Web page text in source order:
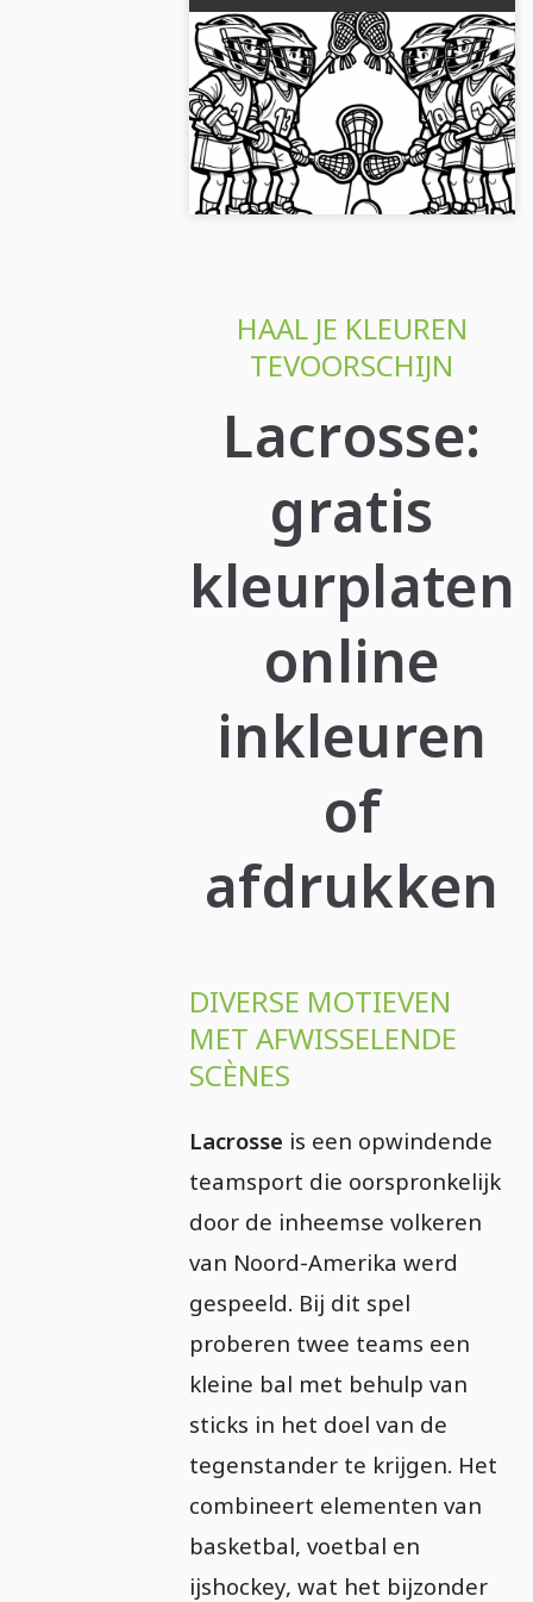
Twee lacrosseteams staan
klaar voor de aftrap -
Kleurplaat gratis
Begin je creatieve kleurervaring met
deze gratis lacrosse-tekening.
Download de afbeelding nu!...
HAAL JE KLEUREN
TEVOORSCHIJN
Lacrosse:
gratis
kleurplaten
online
inkleuren
of
afdrukken
DIVERSE MOTIEVEN
MET AFWISSELENDE
SCÈNES
Lacrosse is een opwindende
teamsport die oorspronkelijk
door de inheemse volkeren
van Noord-Amerika werd
gespeeld. Bij dit spel
proberen twee teams een
kleine bal met behulp van
sticks in het doel van de
tegenstander te krijgen. Het
combineert elementen van
basketbal, voetbal en
ijshockey, wat het bijzonder